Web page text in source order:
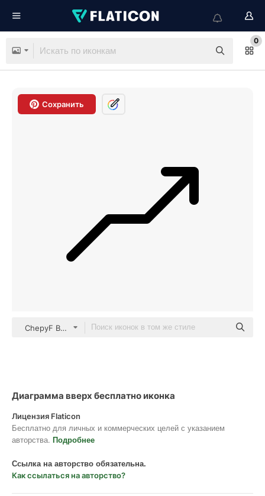
0
Сохранить
ChepyF Basic Outline
Диаграмма вверх бесплатно иконка
Лицензия Flaticon
Бесплатно для личных и коммерческих целей с указанием
авторства. Подробнее
Ссылка на авторство обязательна.
Как ссылаться на авторство?